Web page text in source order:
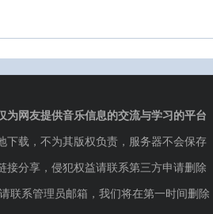
为网友提供音乐信息的交流与学习的平台
下载，不为其版权负责，服务器不会保存
接分享，侵犯权益请联系第三方申请删除
联系管理员邮箱，我们将在第一时间删除